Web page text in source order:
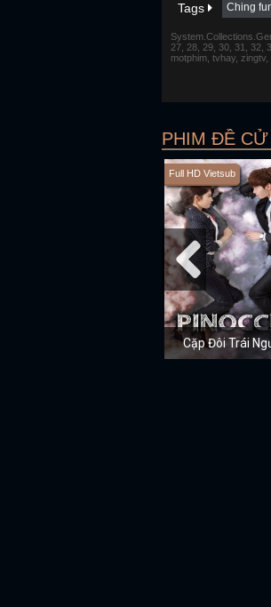
Tags Ching
27, 28, 29, 30, 31, 32,
motphim, tvhay,
PHIM ĐỀ CỬ
Full HD Vietsub
Cặp Đôi Trái